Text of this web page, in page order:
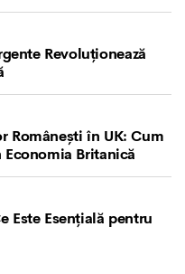
Revoluționează
Românești în UK: Cum
Britanică
Este Esențială pentru